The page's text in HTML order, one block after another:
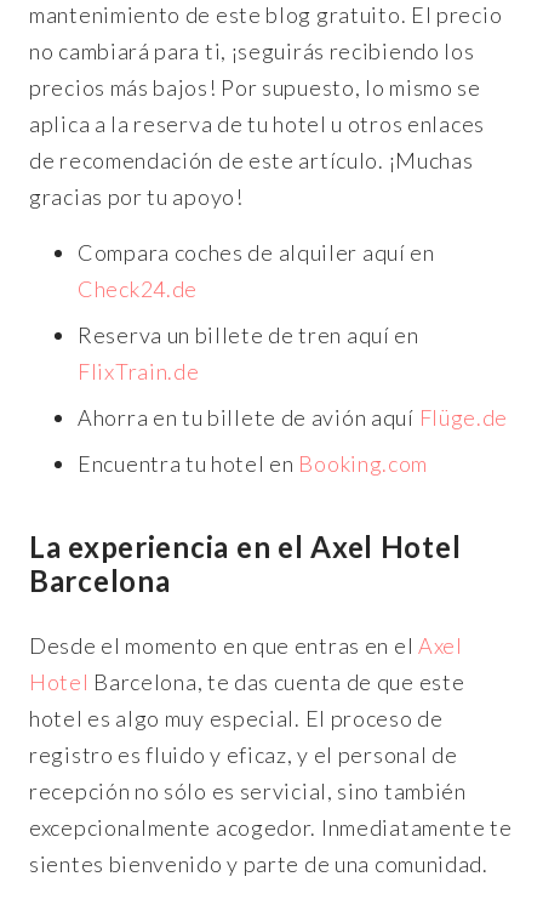
mantenimiento de este blog gratuito. El precio
no cambiará para ti, ¡seguirás recibiendo los
precios más bajos! Por supuesto, lo mismo se
aplica a la reserva de tu hotel u otros enlaces
de recomendación de este artículo. ¡Muchas
gracias por tu apoyo!
Compara coches de alquiler aquí en
Check24.de
Reserva un billete de tren aquí en
FlixTrain.de
Ahorra en tu billete de avión aquí Flüge.de
Encuentra tu hotel en Booking.com
La experiencia en el Axel Hotel
Barcelona
Desde el momento en que entras en el Axel
Hotel Barcelona, te das cuenta de que este
hotel es algo muy especial. El proceso de
registro es fluido y eficaz, y el personal de
recepción no sólo es servicial, sino también
excepcionalmente acogedor. Inmediatamente te
sientes bienvenido y parte de una comunidad.